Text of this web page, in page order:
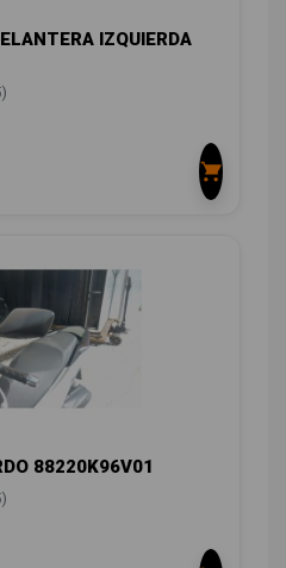
IZQUIERDA
88220K96V01